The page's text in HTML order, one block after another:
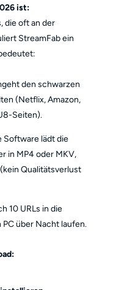
ist:
die oft an der
StreamFab ein
den schwarzen
(Netflix, Amazon,
Seiten).
Software lädt die
in MP4 oder MKV,
Qualitätsverlust
10 URLs in die
über Nacht laufen.